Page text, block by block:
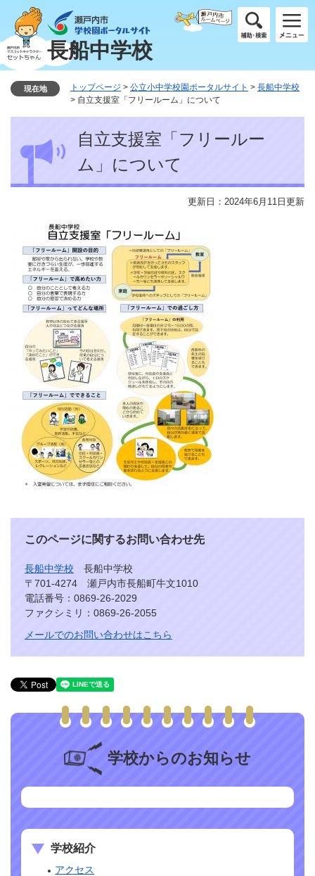
ジ
の
先
ュ
ー
を
長船中学校
現在地 トップページ > 公立小中学校園ポータルサイト > 長船中学校
> 自立支援室「フリールーム」について
自立支援室「フリールー
ム」について
更新日：2024年6月11日更新
このページに関するお問い合わせ先
長船中学校
長船中学校
〒701-4274 瀬戸内市長船町牛文1010
電話番号：0869-26-2029
ファクシミリ：0869-26-2055
メールでのお問い合わせはこちら
学校からのお知らせ
学校紹介
アクセス